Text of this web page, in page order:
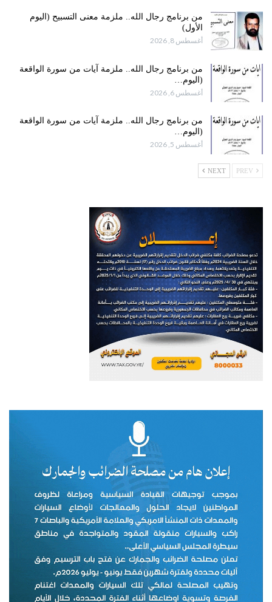
من برنامج رجال الله.. ملزمة معنى التسبيح (اليوم
الأول)
أغسطس 8, 2026
من برنامج رجال الله.. ملزمة آيات من سورة الواقعة
(اليوم…
أغسطس 6, 2026
من برنامج رجال الله.. ملزمة آيات من سورة الواقعة
(اليوم…
أغسطس 5, 2026
NEXT